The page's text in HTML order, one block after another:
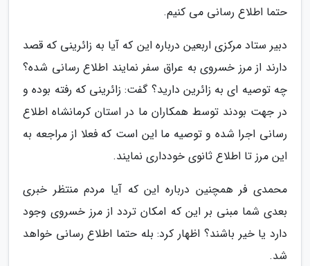
حتما اطلاع رسانی می کنیم.
دبیر ستاد مرکزی اربعین درباره این که آیا به زائرینی که قصد
دارند از مرز خسروی به عراق سفر نمایند اطلاع رسانی شده؟
چه توصیه ای به زائرین دارید؟ گفت: زائرینی که رفته بوده و
در جهت بودند توسط همکاران ما در استان کرمانشاه اطلاع
رسانی اجرا شده و توصیه ما این است که فعلا از مراجعه به
این مرز تا اطلاع ثانوی خودداری نمایند.
محمدی فر همچنین درباره این که آیا مردم منتظر خبری
بعدی شما مبنی بر این که امکان تردد از مرز خسروی وجود
دارد یا خیر باشند؟ اظهار کرد: بله حتما اطلاع رسانی خواهد
شد.